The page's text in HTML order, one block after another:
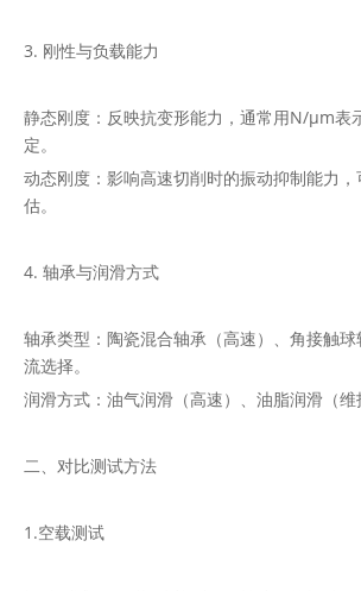
3. 刚性与负载能力
静态刚度：反映抗变形能力，通常用N/μm表
定。
动态刚度：影响高速切削时的振动抑制能力
估。
4. 轴承与润滑方式
轴承类型：陶瓷混合轴承（高速）、角接触
流选择。
润滑方式：油气润滑（高速）、油脂润滑（维
二、对比测试方法
1.空载测试